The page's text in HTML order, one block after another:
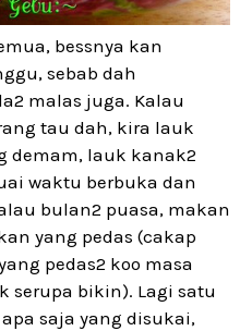
bessnya kan
sebab dah
malas juga. Kalau
tau dah, kira lauk
demam, lauk kanak2
waktu berbuka dan
bulan2 puasa, makan
yang pedas (cakap
pedas2 koo masa
serupa bikin). Lagi satu
saja yang disukai,